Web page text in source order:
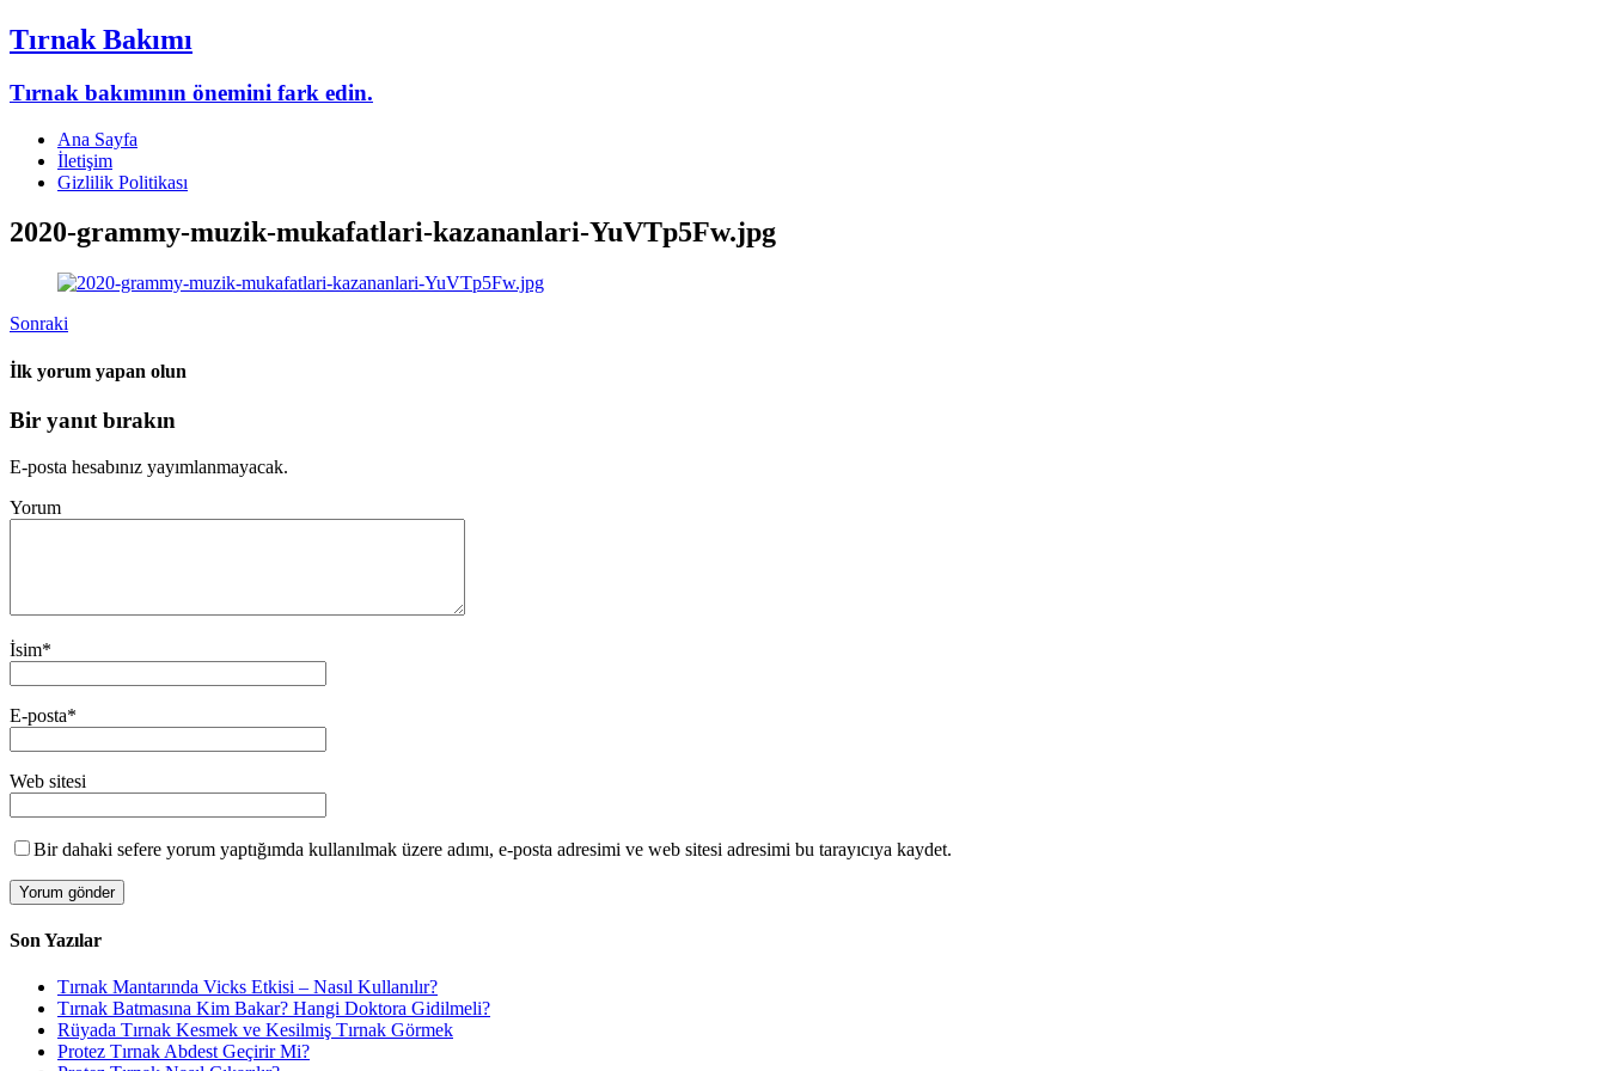
Tırnak Bakımı
Tırnak bakımının önemini fark edin.
Ana Sayfa
İletişim
Gizlilik Politikası
2020-grammy-muzik-mukafatlari-kazananlari-YuVTp5Fw.jpg
Sonraki
İlk yorum yapan olun
Bir yanıt bırakın
E-posta hesabınız yayımlanmayacak.
Yorum
İsim*
E-posta*
Web sitesi
Bir dahaki sefere yorum yaptığımda kullanılmak üzere adımı, e-posta adresimi ve web sitesi adresimi bu tarayıcıya kaydet.
Son Yazılar
Tırnak Mantarında Vicks Etkisi – Nasıl Kullanılır?
Tırnak Batmasına Kim Bakar? Hangi Doktora Gidilmeli?
Rüyada Tırnak Kesmek ve Kesilmiş Tırnak Görmek
Protez Tırnak Abdest Geçirir Mi?